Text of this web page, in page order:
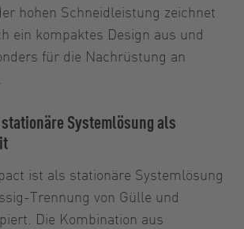
hohen Schneidleistung zeichnet
ein kompaktes Design aus und
für die Nachrüstung an
Systemlösung als
ist als stationäre Systemlösung
Trennung von Gülle und
Die Kombination aus